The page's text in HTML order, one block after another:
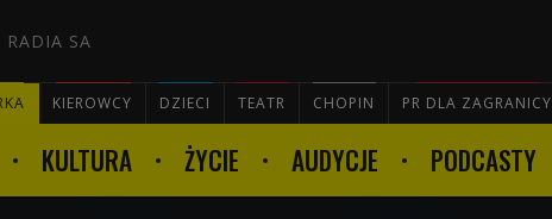
RADIA SA
KIEROWCY DZIECI TEATR CHOPIN PR DLA ZAGRANICY

KULTURA ŻYCIE AUDYCJE PODCASTY